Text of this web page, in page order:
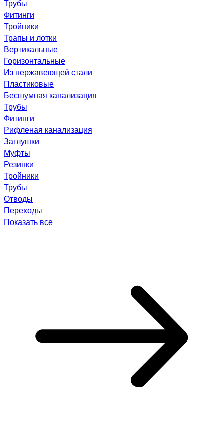
Трубы
Фитинги
Тройники
Трапы и лотки
Вертикальные
Горизонтальные
Из нержавеющей стали
Пластиковые
Бесшумная канализация
Трубы
Фитинги
Рифленая канализация
Заглушки
Муфты
Резинки
Тройники
Трубы
Отводы
Переходы
Показать все